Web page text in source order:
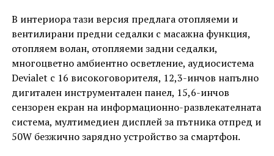
В интериора тази версия предлага отопляеми и
вентилирани предни седалки с масажна функция,
отопляем волан, отопляеми задни седалки,
многоцветно амбиентно осветление, аудиосистема
Devialet с 16 високоговорителя, 12,3-инчов напълно
дигитален инструментален панел, 15,6-инчов
сензорен екран на информационно-развлекателната
система, мултимедиен дисплей за пътника отпред и
50W безжично зарядно устройство за смартфон.